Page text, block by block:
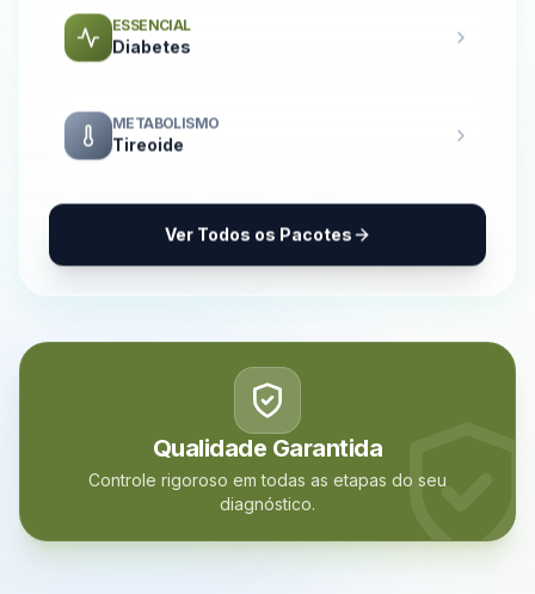
ESSENCIAL
Diabetes
METABOLISMO
Tireoide
Ver Todos os Pacotes
Qualidade Garantida
Controle rigoroso em todas as etapas do seu
diagnóstico.